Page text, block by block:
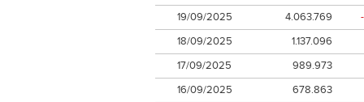
19/09/2025
4.063.769
18/09/2025
1.137.096
17/09/2025
989.973
16/09/2025
678.863